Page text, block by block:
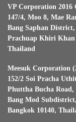
VP Corporation 2016
147/4, Moo 8, Mae
Bang Saphan District,
Prachuap Khiri Khan
Thailand
Meesuk Corporation
152/2 Soi Pracha
Phuttha Bucha Road,
Bang Mod
Bangkok 10140,